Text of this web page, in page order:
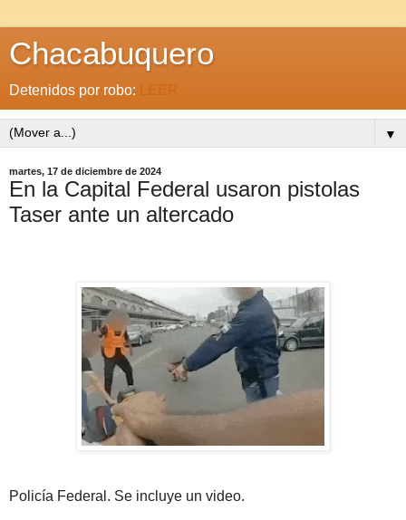
Chacabuquero
Detenidos por robo: LEER
▼
martes, 17 de diciembre de 2024
En la Capital Federal usaron pistolas
Taser ante un altercado
Policía Federal. Se incluye un video.